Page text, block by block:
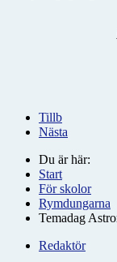
Tillb
Nästa
Du är här:
Start
För skolor
Rymdungarna
Temadag
Redaktör